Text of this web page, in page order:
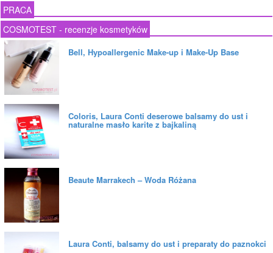
PRACA
COSMOTEST - recenzje kosmetyków
Bell, Hypoallergenic Make-up i Make-Up Base
Coloris, Laura Conti deserowe balsamy do ust i
naturalne masło karite z bajkaliną
Beaute Marrakech – Woda Różana
Laura Conti, balsamy do ust i preparaty do paznokci